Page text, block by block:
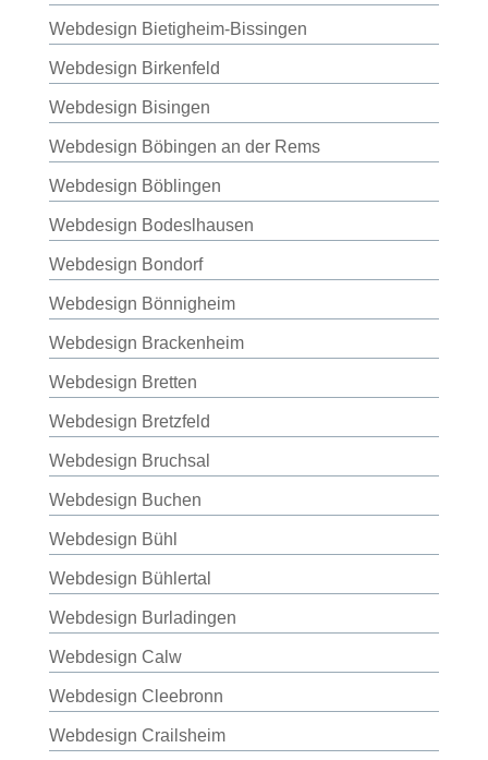
Webdesign Bietigheim-Bissingen
Webdesign Birkenfeld
Webdesign Bisingen
Webdesign Böbingen an der Rems
Webdesign Böblingen
Webdesign Bodeslhausen
Webdesign Bondorf
Webdesign Bönnigheim
Webdesign Brackenheim
Webdesign Bretten
Webdesign Bretzfeld
Webdesign Bruchsal
Webdesign Buchen
Webdesign Bühl
Webdesign Bühlertal
Webdesign Burladingen
Webdesign Calw
Webdesign Cleebronn
Webdesign Crailsheim